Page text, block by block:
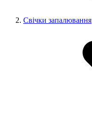
Свічки запалювання